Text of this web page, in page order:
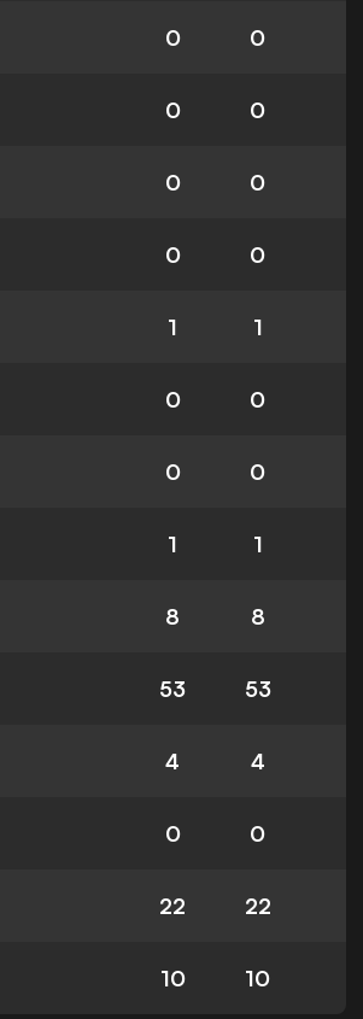
0 0
0 0
0 0
0 0
1 1
0 0
0 0
1 1
8 8
53 53
4 4
0 0
22 22
10 10